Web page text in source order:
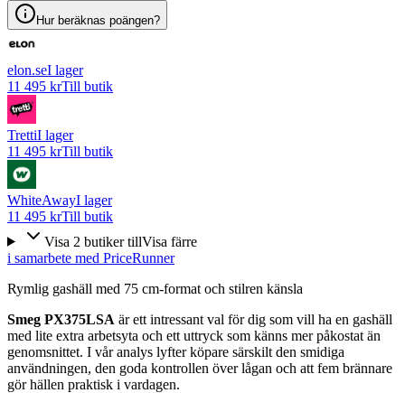
Hur beräknas poängen?
elon.seI lager
11 495 krTill butik
TrettiI lager
11 495 krTill butik
WhiteAwayI lager
11 495 krTill butik
Visa 2 butiker tillVisa färre
i samarbete med PriceRunner
Rymlig gashäll med 75 cm-format och stilren känsla
Smeg PX375LSA är ett intressant val för dig som vill ha en gashäll
med lite extra arbetsyta och ett uttryck som känns mer påkostat än
genomsnittet. I vår analys lyfter köpare särskilt den smidiga
användningen, den goda kontrollen över lågan och att fem brännare
gör hällen praktisk i vardagen.